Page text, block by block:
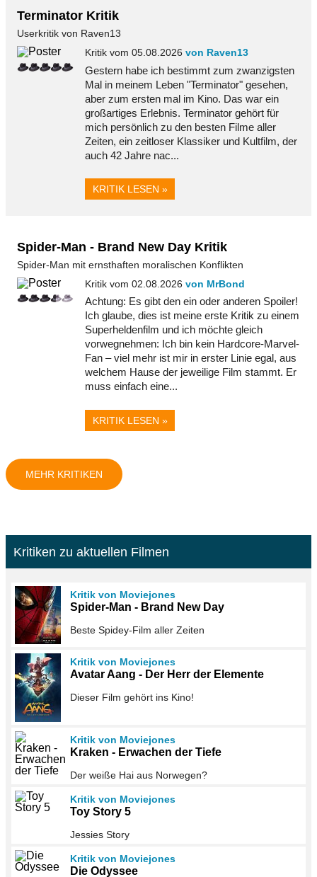
Terminator Kritik
Userkritik von Raven13
Kritik vom 05.08.2026 von Raven13
Gestern habe ich bestimmt zum zwanzigsten
Mal in meinem Leben "Terminator" gesehen,
aber zum ersten mal im Kino. Das war ein
großartiges Erlebnis. Terminator gehört für
mich persönlich zu den besten Filme aller
Zeiten, ein zeitloser Klassiker und Kultfilm, der
auch 42 Jahre nac...
KRITIK LESEN »
Spider-Man - Brand New Day Kritik
Spider-Man mit ernsthaften moralischen Konflikten
Kritik vom 02.08.2026 von MrBond
Achtung: Es gibt den ein oder anderen Spoiler!
Ich glaube, dies ist meine erste Kritik zu einem
Superheldenfilm und ich möchte gleich
vorwegnehmen: Ich bin kein Hardcore-Marvel-
Fan – viel mehr ist mir in erster Linie egal, aus
welchem Hause der jeweilige Film stammt. Er
muss einfach eine...
KRITIK LESEN »
MEHR KRITIKEN
Kritiken zu aktuellen Filmen
Kritik von Moviejones
Spider-Man - Brand New Day
Beste Spidey-Film aller Zeiten
Kritik von Moviejones
Avatar Aang - Der Herr der Elemente
Dieser Film gehört ins Kino!
Kritik von Moviejones
Kraken - Erwachen der Tiefe
Der weiße Hai aus Norwegen?
Kritik von Moviejones
Toy Story 5
Jessies Story
Kritik von Moviejones
Die Odyssee